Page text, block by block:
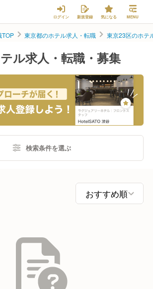
ログイン 新規登録 気になる MENU
TOP 東京都のホテル求人・転職 東京23区のホテ
ル求人・転職・募集
検索条件を選ぶ